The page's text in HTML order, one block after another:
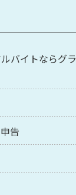
バイトならグラ
告